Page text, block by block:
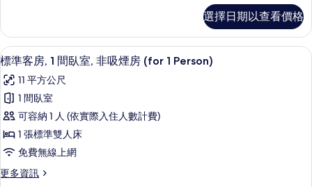
相
片
詳
All
Rooms
Non-
smoking
的
所
有
相
片
1
Bed
2
All
Rooms
Non-
smoking
的
詳
情
選擇日期以查看價格
顯
示
標
準
客
房,
間
標準客房, 1 間臥室, 非吸煙房 (for 1
14
標準客房, 1 間臥室, 非吸煙房 (for 1 Person)
11 平方公尺
1 間臥室
可容納 1 人 (依實際入住人數計費)
1 張標準雙人床
免費無線上網
更多資訊
更